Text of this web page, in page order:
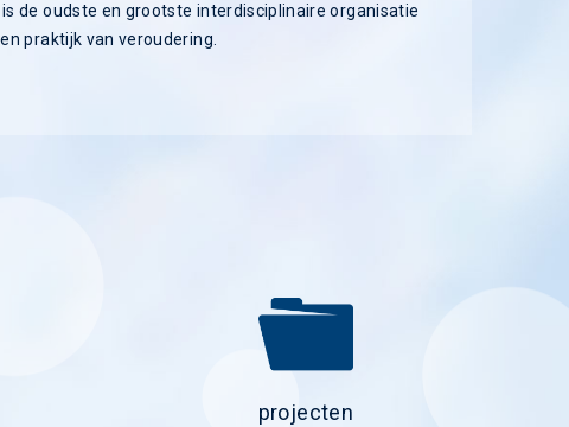
de oudste en grootste interdisciplinaire organisatie
praktijk van veroudering.
projecten